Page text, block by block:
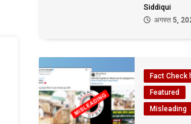
Siddiqui
अगस्त 5,
Fact Check
Featured
Misleading